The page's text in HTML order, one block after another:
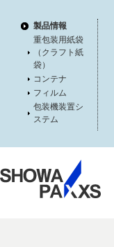
製品情報
重包装用紙袋
（クラフト紙
袋）
コンテナ
フィルム
包装機装置シ
ステム